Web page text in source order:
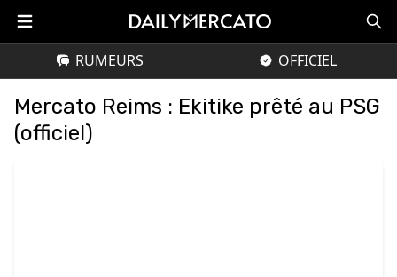
RUMEURS OFFICIEL
Mercato Reims : Ekitike prêté au PSG
(officiel)